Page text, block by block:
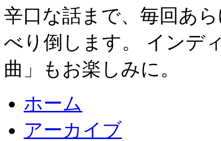
辛口な話まで、毎回あ
べり倒します。 インデ
曲」もお楽しみに。
ホーム
アーカイブ